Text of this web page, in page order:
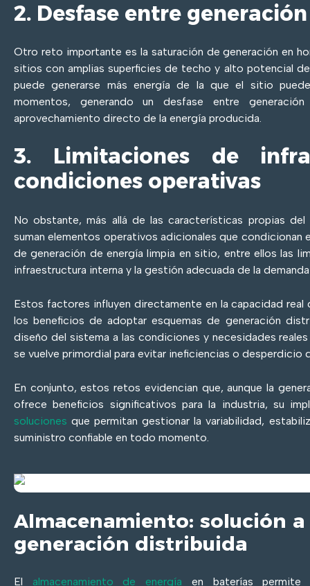
2. Desfase entre
Otro reto importante es la saturación de generación en
sitios con amplias superficies de techo y alto potencial
puede generarse más energía de la que el sitio
momentos, generando un desfase entre
aprovechamiento directo de la energía producida.
3. Limitaciones de
condiciones operativas
No obstante, más allá de las características propias del
suman elementos operativos adicionales que condicionan
de generación de energía limpia en sitio, entre ellos las
infraestructura interna y la gestión adecuada de la
Estos factores influyen directamente en la capacidad real
los beneficios de adoptar esquemas de generación
diseño del sistema a las condiciones y necesidades
se vuelve primordial para evitar ineficiencias o desperdicio
En conjunto, estos retos evidencian que, aunque la
ofrece beneficios significativos para la industria, su
soluciones que permitan gestionar la variabilidad,
suministro confiable en todo momento.
Almacenamiento: solución
generación distribuida
El almacenamiento de energía en baterías permite